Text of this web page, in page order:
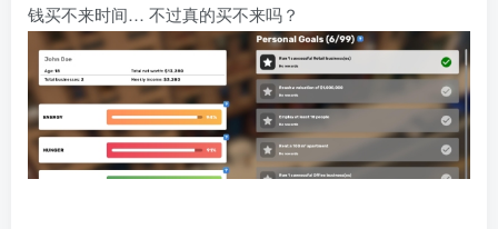
钱买不来时间… 不过真的买不来吗？